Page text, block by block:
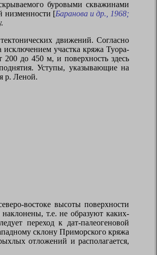
буровыми скважинами
низменности [Баранова и др., 1968;
движений. Согласно
участка кряжа Туора-
до 450 м, и поверхность здесь
Уступы, указывающие на
р. Леной.
востоке высоты поверхности
т.е. не образуют каких-
переход к дат-палеогеновой
склону Приморского кряжа
отложений и располагается,